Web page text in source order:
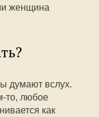
женщина
думают вслух.
то, любое
как